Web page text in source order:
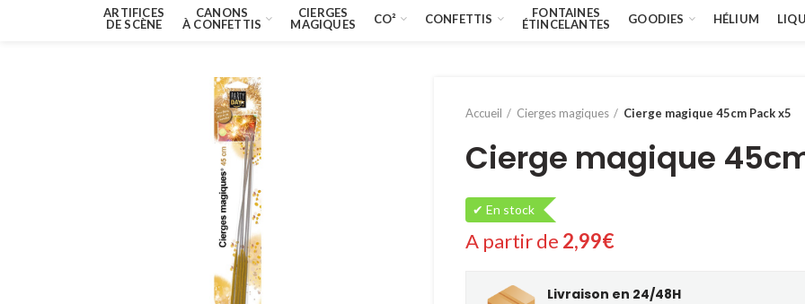
ARTIFICES
DE SCÈNE
CANONS
À CONFETTIS
CIERGES
MAGIQUES
CO² CONFETTIS
FONTAINES
ÉTINCELANTES
GOODIES HÉLIUM
Accueil Cierges magiques Cierge magique 45cm Pack x5
Cierge magique
✔ En stock
A partir de 2,99€
Livraison en 24/48H